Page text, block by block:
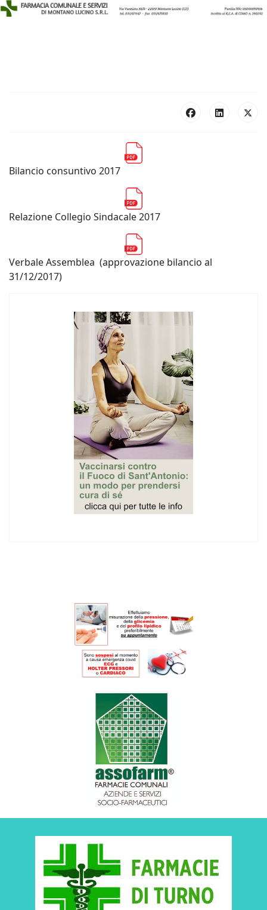
Bilancio consuntivo 2017
Relazione Collegio Sindacale 2017
Verbale Assemblea (approvazione bilancio al
31/12/2017)